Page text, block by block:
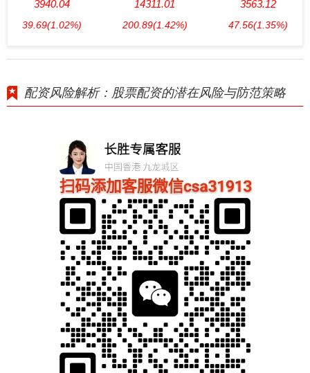
3940.04
39.69(1.02%)
14311.01
200.89(1.42%)
3563.12
47.56(1.35%)
配资风险解析：股票配资的潜在风险与防范策略